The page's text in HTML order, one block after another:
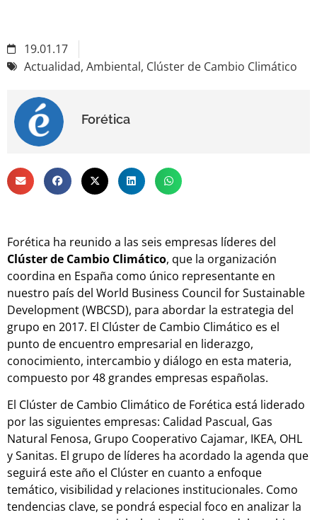
19.01.17
Actualidad, Ambiental, Clúster de Cambio Climático
Forética
Forética ha reunido a las seis empresas líderes del
Clúster de Cambio Climático, que la organización
coordina en España como único representante en
nuestro país del World Business Council for Sustainable
Development (WBCSD), para abordar la estrategia del
grupo en 2017. El Clúster de Cambio Climático es el
punto de encuentro empresarial en liderazgo,
conocimiento, intercambio y diálogo en esta materia,
compuesto por 48 grandes empresas españolas.
El Clúster de Cambio Climático de Forética está liderado
por las siguientes empresas: Calidad Pascual, Gas
Natural Fenosa, Grupo Cooperativo Cajamar, IKEA, OHL
y Sanitas. El grupo de líderes ha acordado la agenda que
seguirá este año el Clúster en cuanto a enfoque
temático, visibilidad y relaciones institucionales. Como
tendencias clave, se pondrá especial foco en analizar la